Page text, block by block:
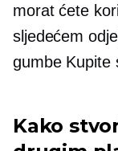
morat ćete
sljedećem
gumbe Kupite
Kako